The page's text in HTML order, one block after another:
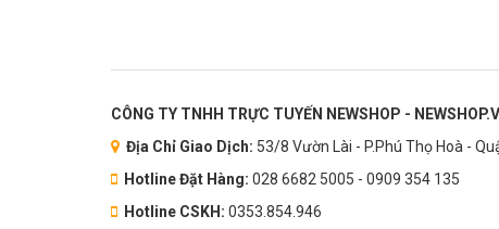
CÔNG TY TNHH TRỰC TUYẾN NEWSHOP -
Địa Chỉ Giao Dịch: 53/8 Vườn Lài - P.Phú Thọ Hoà -
Hotline Đặt Hàng: 028 6682 5005 - 0909 354 135
Hotline CSKH: 0353.854.946